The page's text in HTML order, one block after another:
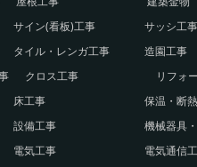
サイン(看板)工事 サッシ工事
タイル・レンガ工事 造園工事
クロス工事
リフォ
床工事 保温・断
設備工事
機械器具
電気工事 電気通信